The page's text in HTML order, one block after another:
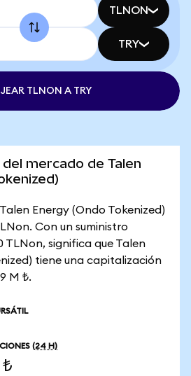
TLNON
TRY
TLNON A TRY
mercado de Talen
Energy (Ondo Tokenized)
Con un suministro
TLNon, significa que Talen
tiene una capitalización
M ₺.
(24 H)